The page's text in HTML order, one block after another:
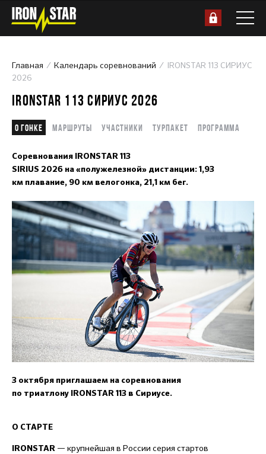
Главная Календарь соревнований
IRONSTAR 113 СИРИУС
2026
IRONSTAR 113 СИРИУС 2026
О гонке Маршруты Участники Турпакет Программа
Соревнования IRONSTAR 113
SIRIUS 2026 на «полужелезной» дистанции: 1,93
км плавание, 90 км велогонка, 21,1 км бег.
3 октября приглашаем на соревнования
по триатлону
IRONSTAR 113 в Сириусе.
О СТАРТЕ
IRONSTAR — крупнейшая в России серия стартов